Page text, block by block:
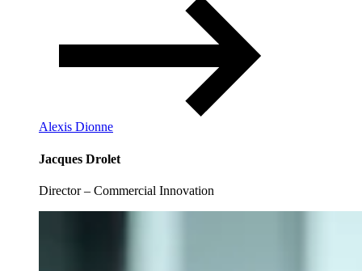
Alexis Dionne
Jacques Drolet
Director – Commercial Innovation